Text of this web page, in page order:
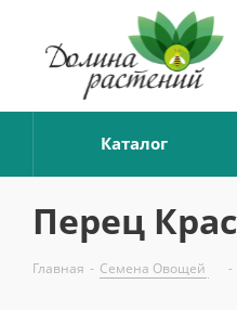
Каталог
Перец
Главная - Семена Овощей -